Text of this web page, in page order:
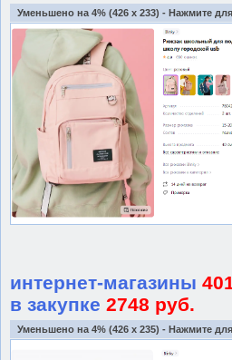
Уменьшено на 4% (426 x 233) - Нажмите
интернет-магазины
в закупке 2748 руб.
Уменьшено на 4% (426 x 235) - Нажмите